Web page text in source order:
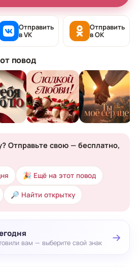
Отправить
в VK
Отправить
в OK
повод
Отправьте свою — бесплатно,
🎉 Ещё на этот повод
🔎 Найти открытку
вам — выберите свой знак →